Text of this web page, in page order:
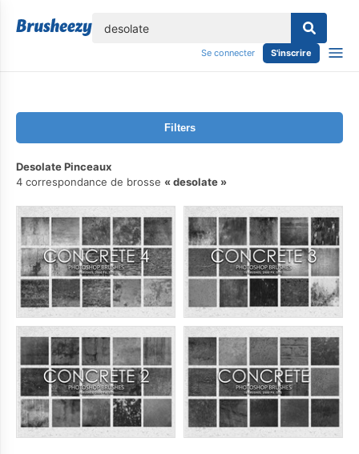
Se connecter S'inscrire
Filters
Desolate Pinceaux
4 correspondance de brosse
desolate